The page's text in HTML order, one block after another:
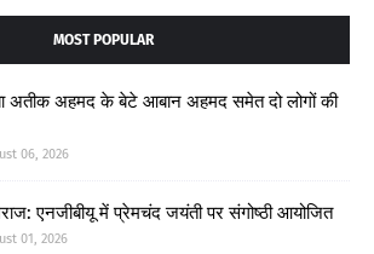
MOST POPULAR
अतीक अहमद के बेटे आबान अहमद समेत दो लोगों की
06, 2026
एनजीबीयू में प्रेमचंद जयंती पर संगोष्ठी आयोजित
01, 2026